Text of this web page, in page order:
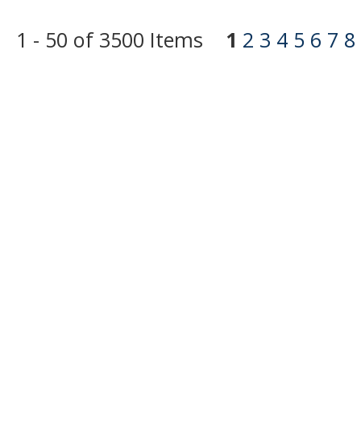
1 - 50 of 3500 Items 1 2 3 4 5 6 7 8